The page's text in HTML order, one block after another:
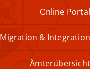
Online Portal
Migration & Integration
Ämterübersicht